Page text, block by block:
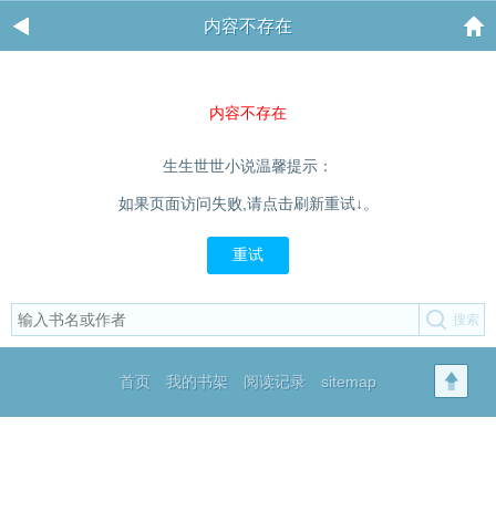
内容不存在
内容不存在
生生世世小说温馨提示：
如果页面访问失败,请点击刷新重试↓。
重试
首页 我的书架 阅读记录 sitemap